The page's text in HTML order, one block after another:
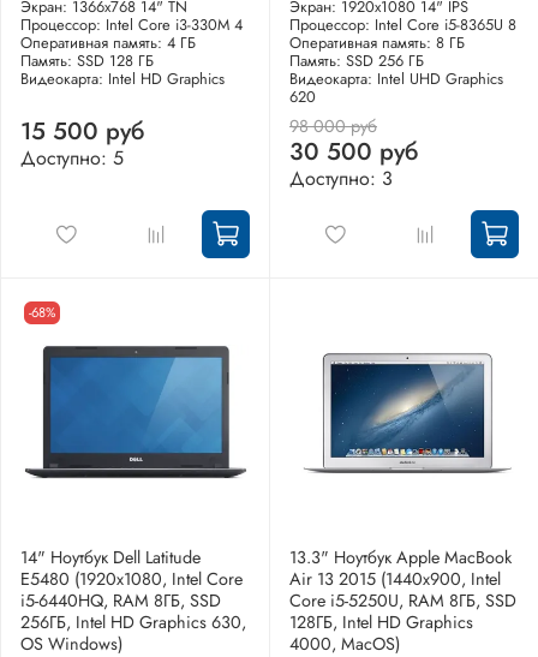
Экран: 1366x768 14" TN
Процессор: Intel Core i3-330M 4
Оперативная память: 4 ГБ
Память: SSD 128 ГБ
Видеокарта: Intel HD Graphics
15 500 руб
Доступно: 5
Экран: 1920x1080 14" IPS
Процессор: Intel Core i5-8365U 8
Оперативная память: 8 ГБ
Память: SSD 256 ГБ
Видеокарта: Intel UHD Graphics
620
98 000 руб
30 500 руб
Доступно: 3
-68%
14" Ноутбук Dell Latitude
E5480 (1920х1080, Intel Core
i5-6440HQ, RAM 8ГБ, SSD
256ГБ, Intel HD Graphics 630,
OS Windows)
13.3" Ноутбук Apple MacBook
Air 13 2015 (1440x900, Intel
Core i5-5250U, RAM 8ГБ, SSD
128ГБ, Intel HD Graphics
4000, MacOS)